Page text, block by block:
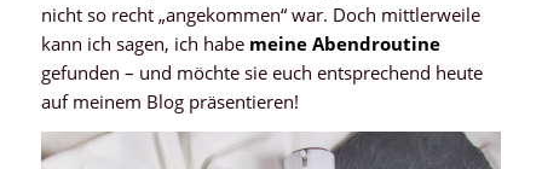
nicht so recht „angekommen“ war. Doch mittlerweile
kann ich sagen, ich habe meine Abendroutine
gefunden – und möchte sie euch entsprechend heute
auf meinem Blog präsentieren!